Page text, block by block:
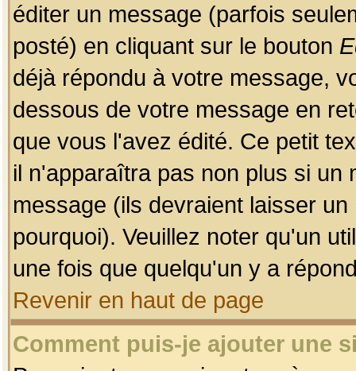
éditer un message (parfois
posté) en cliquant sur le bouton
déjà répondu à votre message,
dessous de votre message en
que vous l'avez édité. Ce petit
il n'apparaîtra pas non plus si un
message (ils devraient laisser
pourquoi). Veuillez noter qu'un
une fois que quelqu'un y a
Revenir en haut de page
Comment puis-je ajouter une